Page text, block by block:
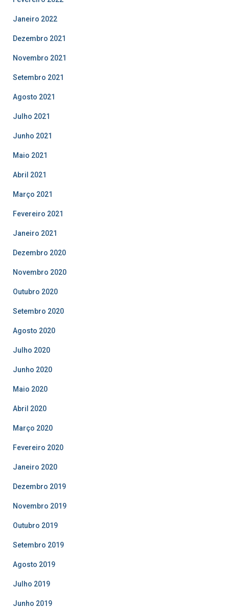
Janeiro 2022
Dezembro 2021
Novembro 2021
Setembro 2021
Agosto 2021
Julho 2021
Junho 2021
Maio 2021
Abril 2021
Março 2021
Fevereiro 2021
Janeiro 2021
Dezembro 2020
Novembro 2020
Outubro 2020
Setembro 2020
Agosto 2020
Julho 2020
Junho 2020
Maio 2020
Abril 2020
Março 2020
Fevereiro 2020
Janeiro 2020
Dezembro 2019
Novembro 2019
Outubro 2019
Setembro 2019
Agosto 2019
Julho 2019
Junho 2019